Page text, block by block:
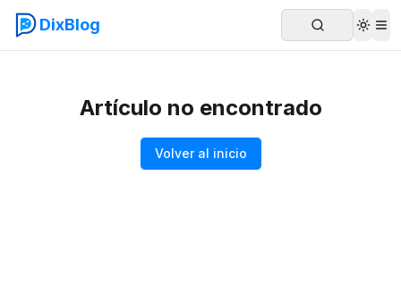
DixBlog
Artículo no encontrado
Volver al inicio